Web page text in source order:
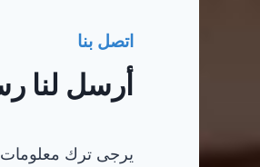
اتصل بنا
أرسل لنا
يرجى ترك